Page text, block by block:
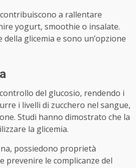
a rallentare
yogurt, smoothie o insalate.
glicemia e sono un’opzione
del glucosio, rendendo i
i livelli di zucchero nel sangue,
Studi hanno dimostrato che la
la glicemia.
possiedono proprietà
le complicanze del